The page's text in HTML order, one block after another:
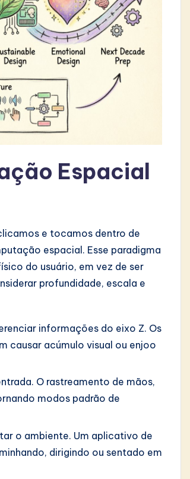
Espacial
e tocamos dentro de
espacial. Esse paradigma
do usuário, em vez de ser
profundidade, escala e
informações do eixo Z. Os
causar acúmulo visual ou enjoo
O rastreamento de mãos,
modos padrão de
o ambiente. Um aplicativo de
dirigindo ou sentado em